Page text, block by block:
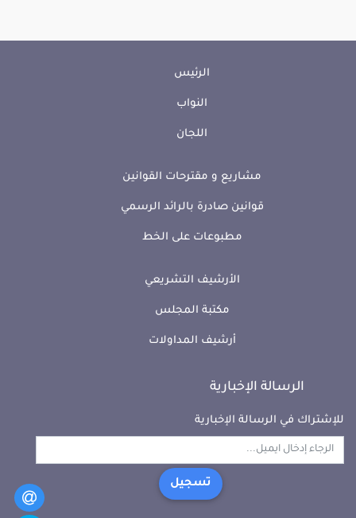
الرئيس
النواب
اللجان
مشاريع و مقترحات القوانين
قوانين صادرة بالرائد الرسمي
مطبوعات على الخط
الأرشيف التشريعي
مكتبة المجلس
أرشيف المداولات
الرسالة الإخبارية
للإشتراك في الرسالة الإخبارية
تسجيل